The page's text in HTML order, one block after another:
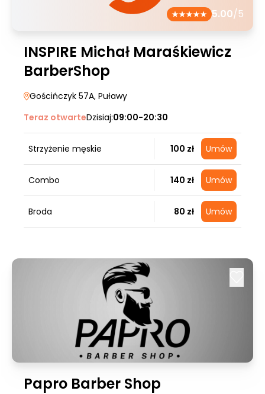
5.00/5
INSPIRE Michał Maraśkiewicz
BarberShop
Gościńczyk 57A, Puławy
Teraz otwarteDzisiaj:09:00-20:30
Strzyżenie męskie 100 zł Umów
Combo 140 zł Umów
Broda 80 zł Umów
Papro Barber Shop